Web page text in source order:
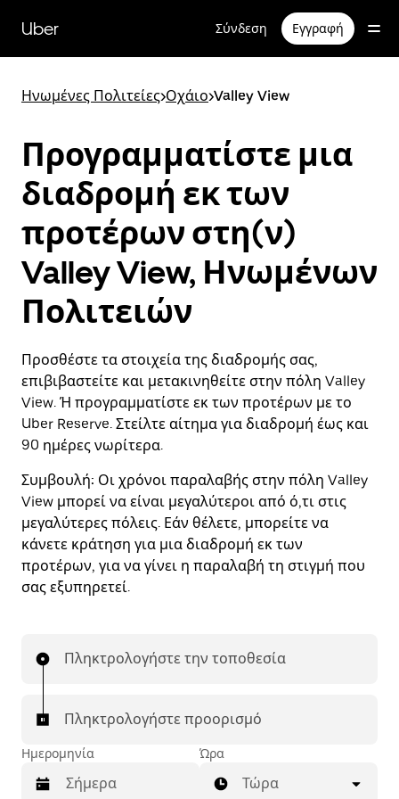
κύριο
περιεχόμενο
Uber Σύνδεση Εγγραφή
Ηνωμένες Πολιτείες>Οχάιο>Valley View
Προγραμματίστε μια
διαδρομή εκ των
προτέρων στη(ν)
Valley View, Ηνωμένων
Πολιτειών
Προσθέστε τα στοιχεία της διαδρομής σας,
επιβιβαστείτε και μετακινηθείτε στην πόλη Valley
View. Ή προγραμματίστε εκ των προτέρων με το
Uber Reserve. Στείλτε αίτημα για διαδρομή έως και
90 ημέρες νωρίτερα.
Συμβουλή: Οι χρόνοι παραλαβής στην πόλη Valley
View μπορεί να είναι μεγαλύτεροι από ό,τι στις
μεγαλύτερες πόλεις. Εάν θέλετε, μπορείτε να
κάνετε κράτηση για μια διαδρομή εκ των
προτέρων, για να γίνει η παραλαβή τη στιγμή που
σας εξυπηρετεί.
Πληκτρολογήστε την τοποθεσία
Πληκτρολογήστε προορισμό
Ημερομηνία Ώρα
Τώρα